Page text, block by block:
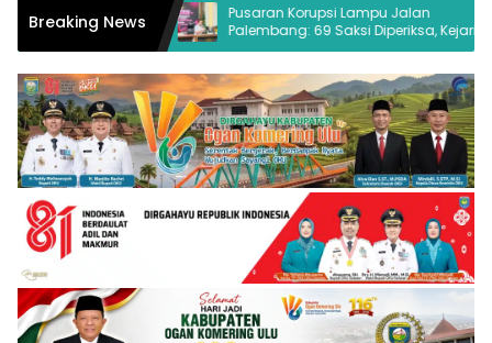
Breaking News
Baru
Media
Pusaran Korupsi Lampu Jalan
Palembang: 69 Saksi Diperiksa, Kejari
Buka Peluang Periksa Wali Kota